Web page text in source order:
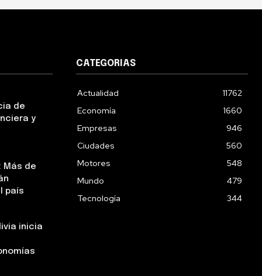
de
y
Más de
país
inicia
CATEGORIAS
Actualidad
11762
Economía
1660
Empresas
946
Ciudades
560
Motores
548
Mundo
479
Tecnología
344